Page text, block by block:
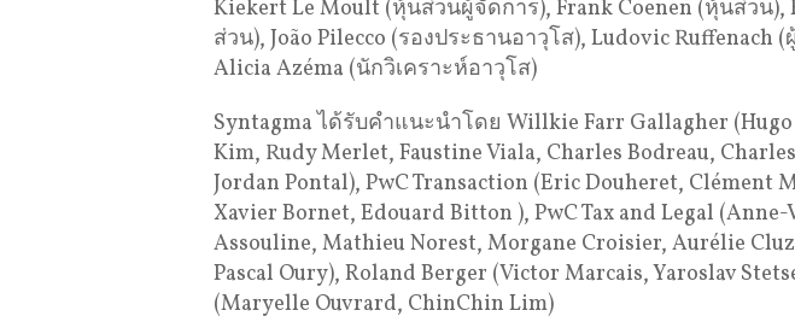
Kiekert Le Moult (หุ้นส่วนผู้จัดการ), Frank Coenen (หุ้นส่วน),
ส่วน), João Pilecco (รองประธานอาวุโส), Ludovic Ruffenach
Alicia Azéma (นักวิเคราะห์อาวุโส)
Syntagma ได้รับคำแนะนำโดย Willkie Farr Gallagher (Hugo
Kim, Rudy Merlet, Faustine Viala, Charles Bodreau,
Jordan Pontal), PwC Transaction (Eric Douheret, Clément
Xavier Bornet, Edouard Bitton ), PwC Tax and Legal
Assouline, Mathieu Norest, Morgane Croisier, Aurélie
Pascal Oury), Roland Berger (Victor Marcais, Yaroslav
(Maryelle Ouvrard, ChinChin Lim)